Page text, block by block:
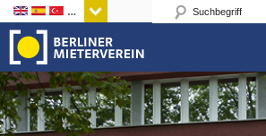
Sprachen